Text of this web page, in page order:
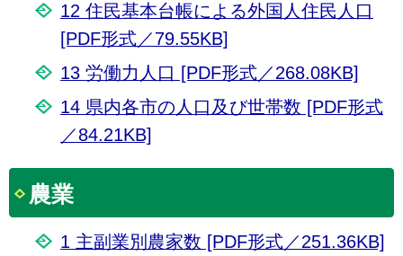
12 住民基本台帳による外国人住民人口
[PDF形式／79.55KB]
13 労働力人口 [PDF形式／268.08KB]
14 県内各市の人口及び世帯数 [PDF形式
／84.21KB]
農業
1 主副業別農家数 [PDF形式／251.36KB]